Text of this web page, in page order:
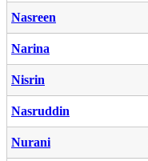
Nasreen
Narina
Nisrin
Nasruddin
Nurani